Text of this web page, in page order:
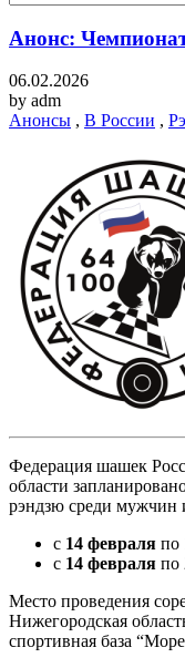
Анонс:
06.02.2026
by adm
Анонсы , В России ,
Федерация шашек
области
рэндзю среди мужчин
с 14 февраля по
с 14 февраля по
Место проведения
Нижегородская
спортивная база